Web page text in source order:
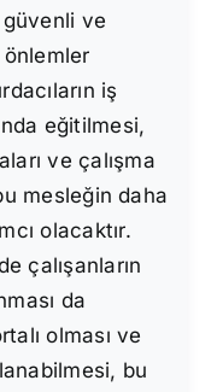
güvenli ve
önlemler
iş
eğitilmesi,
ve çalışma
mesleğin daha
olacaktır.
çalışanların
da
olması ve
bu